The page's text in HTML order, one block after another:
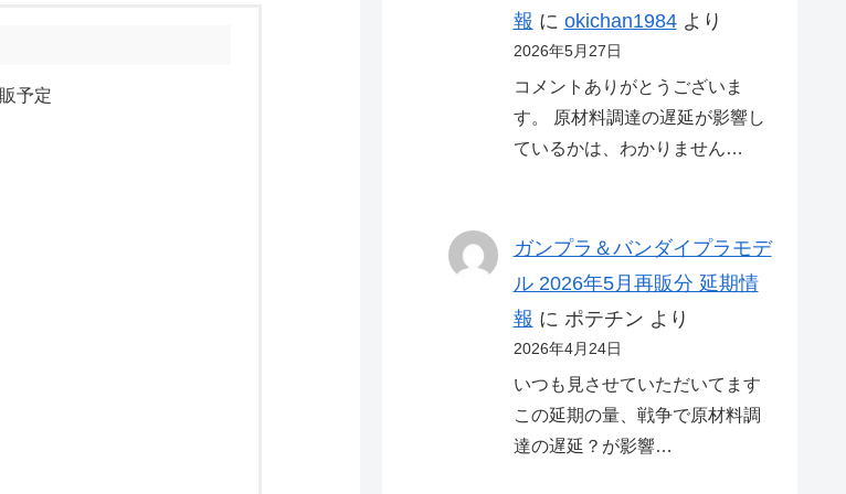
予定
報 に okichan1984より
2026年5月27日
コメントありがとうございま
す。 原材料調達の遅延が影響し
ているかは、わかりません…
ガンプラ＆バンダイプラモデ
ル 2026年5月再販分 延期情
報 に ポテチン より
2026年4月24日
いつも見させていただいてます
この延期の量、戦争で原材料調
達の遅延？が影響…